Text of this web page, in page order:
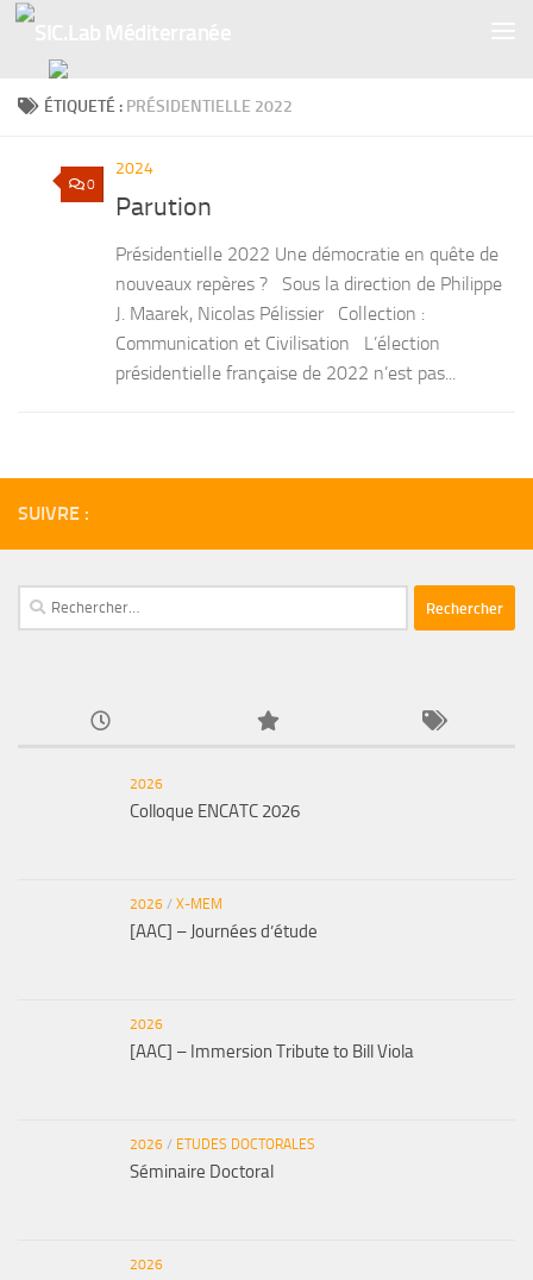
ÉTIQUETÉ : PRÉSIDENTIELLE 2022
0
2024
Parution
Présidentielle 2022 Une démocratie en quête de
nouveaux repères ? Sous la direction de Philippe
J. Maarek, Nicolas Pélissier Collection :
Communication et Civilisation L’élection
présidentielle française de 2022 n’est pas...
SUIVRE :
Rechercher :
2026
Colloque ENCATC 2026
2026 / X-MEM
[AAC] – Journées d’étude
2026
[AAC] – Immersion Tribute to Bill Viola
2026 / ETUDES DOCTORALES
Séminaire Doctoral
2026